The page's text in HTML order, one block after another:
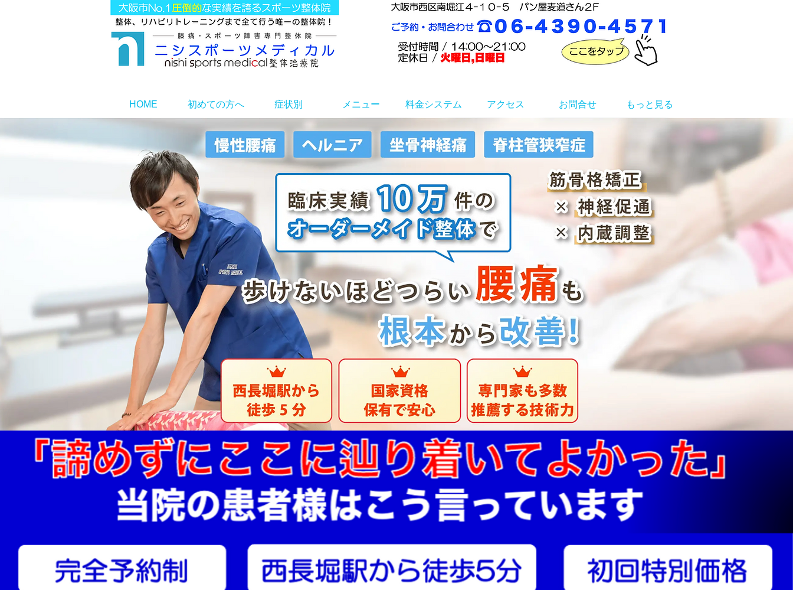
HOME 初めての方へ 症状別 メニュー 料金システム アクセス お問合せ もっと見る